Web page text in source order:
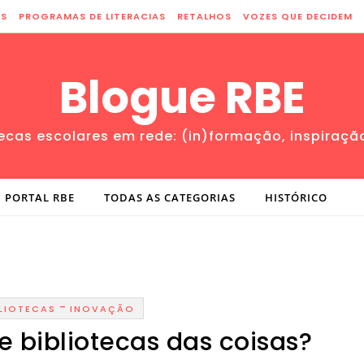
PROGRAMAS DE LITERACIAS RETALHOS VOZES QUE DECIDEM
Blogue RBE
escolares em rede: (in)formação,
PORTAL RBE TODAS AS CATEGORIAS HISTÓRICO
- INOVAÇÃO
bibliotecas das coisas?